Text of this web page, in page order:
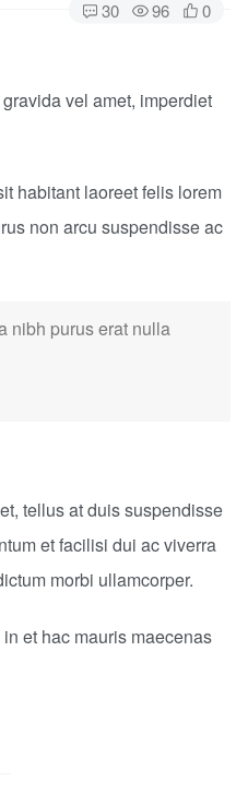
30 96 0
vel amet, imperdiet
habitant laoreet felis lorem
non arcu suspendisse ac
nibh purus erat nulla
tellus at duis suspendisse
et facilisi dui ac viverra
morbi ullamcorper.
et hac mauris maecenas